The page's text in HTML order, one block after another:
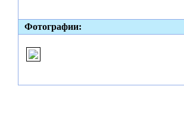
Фотографии: